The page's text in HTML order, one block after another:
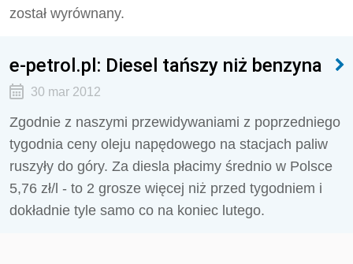
został wyrównany.
e-petrol.pl: Diesel tańszy niż benzyna
30 mar 2012
Zgodnie z naszymi przewidywaniami z poprzedniego
tygodnia ceny oleju napędowego na stacjach paliw
ruszyły do góry. Za diesla płacimy średnio w Polsce
5,76 zł/l - to 2 grosze więcej niż przed tygodniem i
dokładnie tyle samo co na koniec lutego.